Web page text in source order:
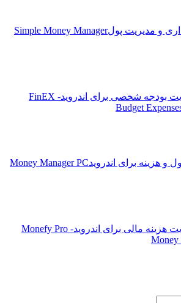
مدیریت پولSimple Money Manager
شخصی برای اندروید FinEX -
Budget
برای اندروید Money Manager PC
مالی برای اندروید Monefy Pro -